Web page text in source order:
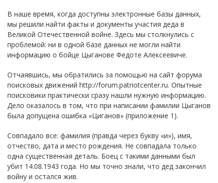
В наше время, когда доступны электронные базы данных,
мы решили найти факты и документы участия деда в
Великой Отечественной войне. Здесь мы столкнулись с
проблемой: ни в одной базе данных не могли найти
информацию о бойце Цыганове Федоте Алексеевиче.
Отчаявшись, мы обратились за помощью на сайт форума
поисковых движений http://forum.patriotcenter.ru. Опытные
поисковики практически сразу нашли нужную информацию.
Дело оказалось в том, что при написании фамилии Цыганов
была допущена ошибка «Циганов» (приложение 1).
Совпадало все: фамилия (правда через букву «и»), имя,
отчество, дата и место рождения. Не совпадала только
одна существенная деталь. Боец с такими данными был
убит 14.08.1943 года. Но мы точно знали, что дед закончил
войну и остался жив.